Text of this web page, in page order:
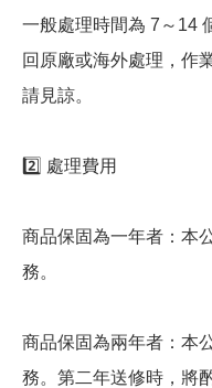
一般處理時間為 7～14
回原廠或海外處理，作
請見諒。
2️⃣ 處理費用
商品保固為一年者：本
務。
商品保固為兩年者：本
務。第二年送修時，將